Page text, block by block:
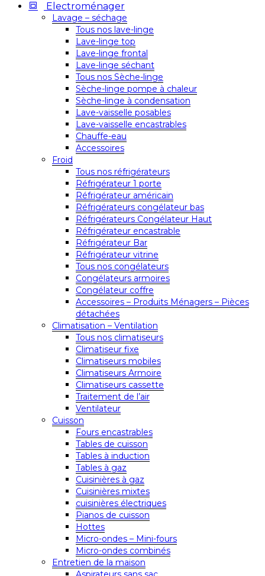
Electroménager
Lavage – séchage
Tous nos lave-linge
Lave-linge top
Lave-linge frontal
Lave-linge séchant
Tous nos Sèche-linge
Sèche-linge pompe à chaleur
Sèche-linge à condensation
Lave-vaisselle posables
Lave-vaisselle encastrables
Chauffe-eau
Accessoires
Froid
Tous nos réfrigérateurs
Réfrigérateur 1 porte
Réfrigérateur américain
Réfrigérateurs congélateur bas
Réfrigérateurs Congélateur Haut
Réfrigérateur encastrable
Réfrigérateur Bar
Réfrigérateur vitrine
Tous nos congélateurs
Congélateurs armoires
Congélateur coffre
Accessoires – Produits Ménagers – Pièces
détachées
Climatisation – Ventilation
Tous nos climatiseurs
Climatiseur fixe
Climatiseurs mobiles
Climatiseurs Armoire
Climatiseurs cassette
Traitement de l’air
Ventilateur
Cuisson
Fours encastrables
Tables de cuisson
Tables à induction
Tables à gaz
Cuisinières à gaz
Cuisinières mixtes
cuisinières électriques
Pianos de cuisson
Hottes
Micro-ondes – Mini-fours
Micro-ondes combinés
Entretien de la maison